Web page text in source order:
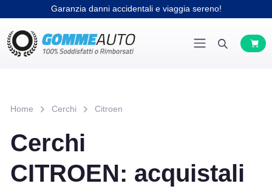
Garanzia danni accidentali e viaggia sereno!
Home Cerchi Citroen
Cerchi
CITROEN: acquistali